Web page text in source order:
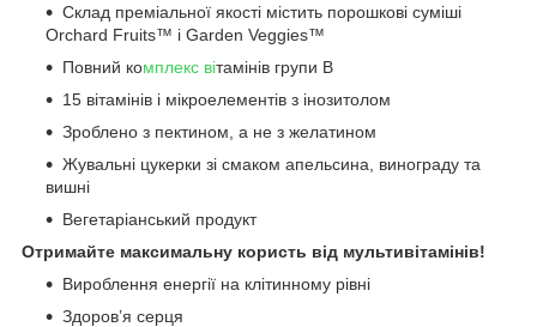
Склад преміальної якості містить порошкові суміші
Orchard Fruits™ і Garden Veggies™
Повний комплекс вітамінів групи B
15 вітамінів і мікроелементів з інозитолом
Зроблено з пектином, а не з желатином
Жувальні цукерки зі смаком апельсина, винограду та
вишні
Вегетаріанський продукт
Отримайте максимальну користь від мультивітамінів!
Вироблення енергії на клітинному рівні
Здоров’я серця